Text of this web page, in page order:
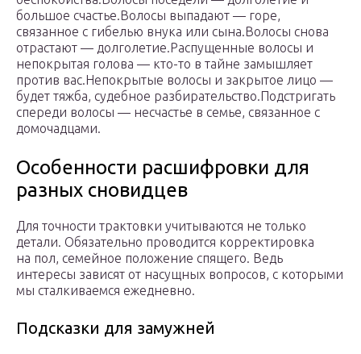
большое счастье.Волосы выпадают — горе,
связанное с гибелью внука или сына.Волосы снова
отрастают — долголетие.Распущенные волосы и
непокрытая голова — кто-то в тайне замышляет
против вас.Непокрытые волосы и закрытое лицо —
будет тяжба, судебное разбирательство.Подстригать
спереди волосы — несчастье в семье, связанное с
домочадцами.
Особенности расшифровки для
разных сновидцев
Для точности трактовки учитываются не только
детали. Обязательно проводится корректировка
на пол, семейное положение спящего. Ведь
интересы зависят от насущных вопросов, с которыми
мы сталкиваемся ежедневно.
Подсказки для замужней